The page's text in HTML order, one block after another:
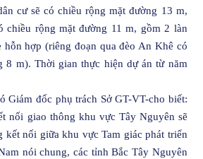
cư sẽ có chiều rộng mặt đường 13 m,
chiều rộng mặt đường 11 m, gồm 2 làn
hợp (riêng đoạn qua đèo An Khê có
8 m). Thời gian thực hiện dự án từ năm
Giám đốc phụ trách Sở GT-VT-cho biết:
nối giao thông khu vực Tây Nguyên sẽ
kết nối giữa khu vực Tam giác phát triển
nói chung, các tỉnh Bắc Tây Nguyên